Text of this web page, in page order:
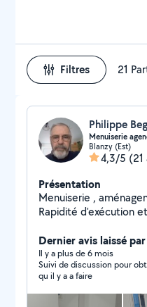
Filtres 21
Menuiserie
Blanzy (Est)
4,3/5 (21
Présentation
Menuiserie ,
Rapidité d'exécution
Dernier avis laissé
Il y a plus de 6 mois
Suivi de discussion pour
qu il y a a faire